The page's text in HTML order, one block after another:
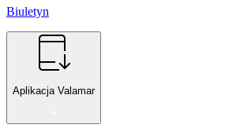
Biuletyn
Aplikacja Valamar